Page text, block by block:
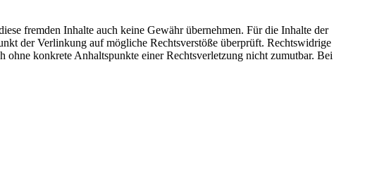
fremden Inhalte auch keine Gewähr übernehmen. Für die Inhalte der
der Verlinkung auf mögliche Rechtsverstöße überprüft. Rechtswidrige
konkrete Anhaltspunkte einer Rechtsverletzung nicht zumutbar. Bei